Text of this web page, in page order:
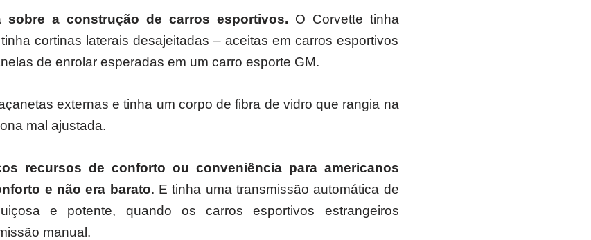
sobre a construção de carros esportivos. O Corvette tinha
cortinas laterais desajeitadas – aceitas em carros esportivos
de enrolar esperadas em um carro esporte GM.
externas e tinha um corpo de fibra de vidro que rangia na
mal ajustada.
recursos de conforto ou conveniência para americanos
e não era barato. E tinha uma transmissão automática de
e potente, quando os carros esportivos estrangeiros
manual.